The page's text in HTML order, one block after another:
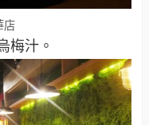
店
梅汁。